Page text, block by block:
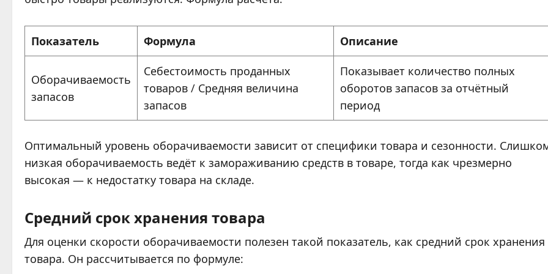
Показатель Формула Описание
Оборачиваемость
запасов
Себестоимость проданных
товаров / Средняя величина
запасов
Показывает количество полных
оборотов запасов за отчётный
период
Оптимальный уровень оборачиваемости зависит от специфики товара и сезонности.
низкая оборачиваемость ведёт к замораживанию средств в товаре, тогда как чрезмерно
высокая — к недостатку товара на складе.
Средний срок хранения товара
Для оценки скорости оборачиваемости полезен такой показатель, как средний срок хранения
товара. Он рассчитывается по формуле: